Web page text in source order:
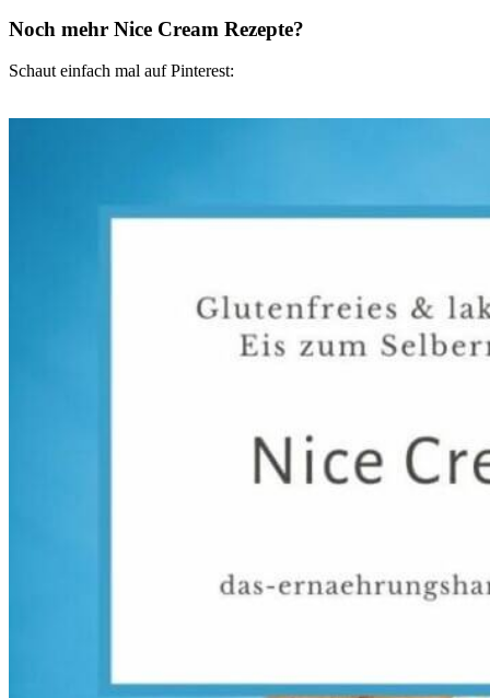
Noch mehr Nice Cream Rezepte?
Schaut einfach mal auf Pinterest: